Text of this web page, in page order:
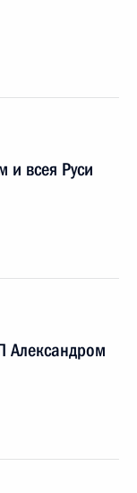
и всея Руси
Александром